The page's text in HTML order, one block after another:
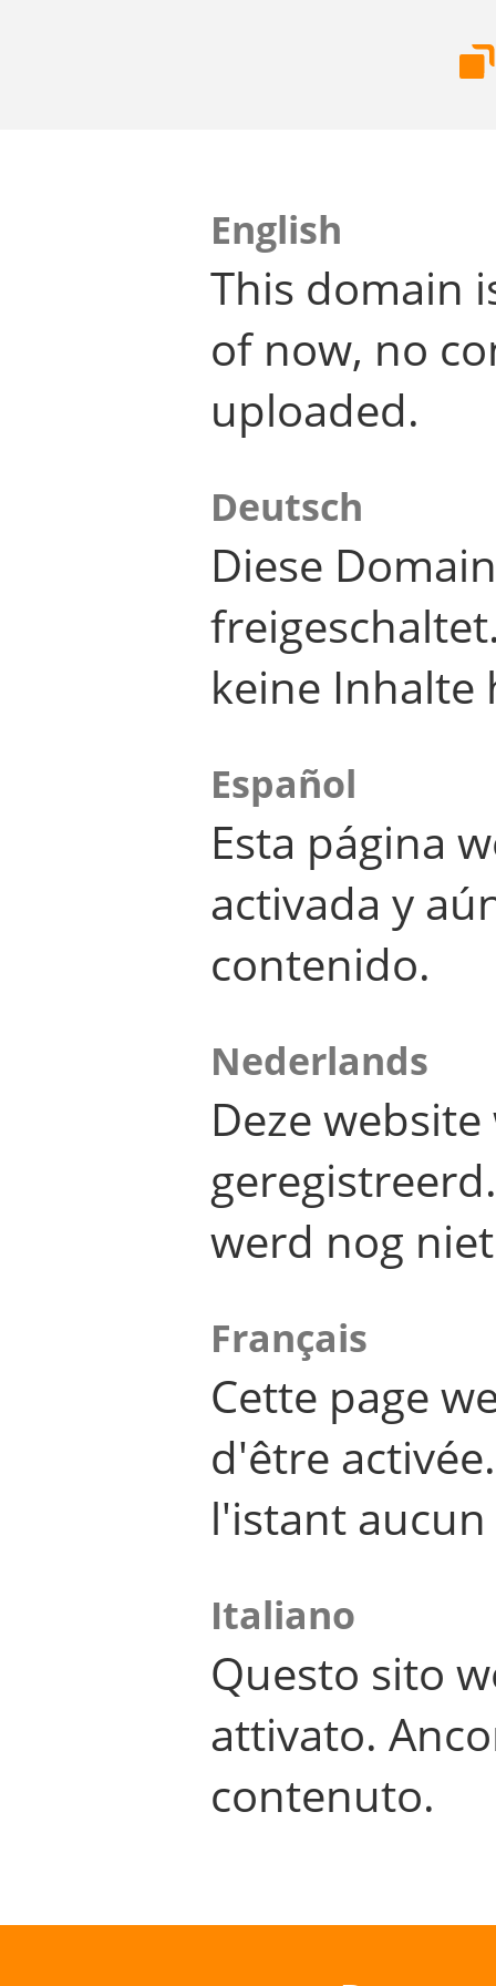
English
This domain
of now, no
uploaded.
Deutsch
Diese
keine Inhalte
Español
Esta página
activada y
contenido.
Nederlands
Deze
werd nog
Français
Cette page
d'être
l'istant
Italiano
Questo sito
attivato.
contenuto.